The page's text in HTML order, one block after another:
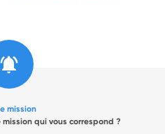
mission
qui vous correspond ?